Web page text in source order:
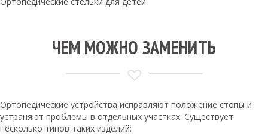
ЧЕМ МОЖНО ЗАМЕНИТЬ
Ортопедические устройства исправляют положение стопы и
устраняют проблемы в отдельных участках. Существует
несколько типов таких изделий: